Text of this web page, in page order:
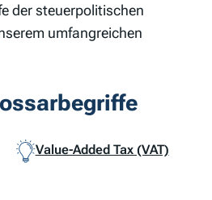
der steuerpolitischen
umfangreichen
Value-Added Tax (VAT)